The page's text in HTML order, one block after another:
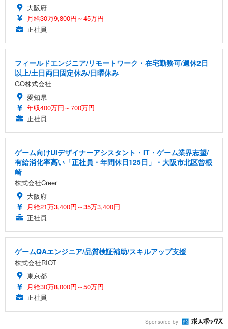
大阪府
月給30万9,800円～45万円
正社員
フィールドエンジニア/リモートワーク・在宅勤務可/週休2日
以上/土日両日固定休み/日曜休み
GO株式会社
愛知県
年収400万円～700万円
正社員
ゲーム向けUIデザイナーアシスタント・IT・ゲーム業界志望/
有給消化率高い「正社員・年間休日125日」・大阪市北区曾根
崎
株式会社Creer
大阪府
月給21万3,400円～35万3,400円
正社員
ゲームQAエンジニア/品質検証補助/スキルアップ支援
株式会社RIOT
東京都
月給30万8,000円～50万円
正社員
Sponsored by